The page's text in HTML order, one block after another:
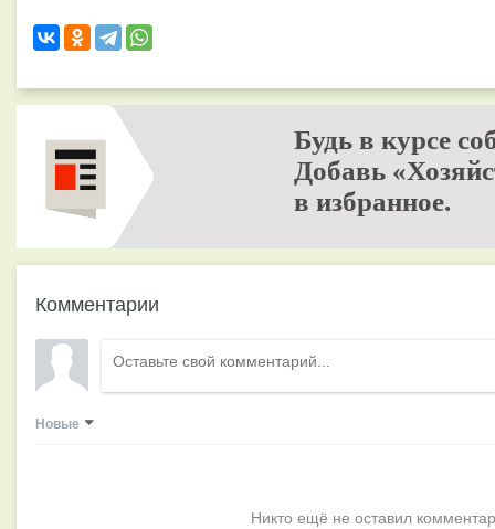
Будь в курсе
Добавь
в избранное.
Комментарии
Новые
Никто ещё не оставил